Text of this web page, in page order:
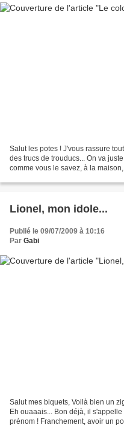
Salut les potes ! J'vous rassure
des trucs de trouducs... On va
comme vous le savez, à la
Lionel, mon idole...
Publié le 09/07/2009 à 10:16
Par Gabi
Salut mes biquets, Voilà bien un
Eh ouaaais... Bon déjà, il
prénom ! Franchement, avoir un